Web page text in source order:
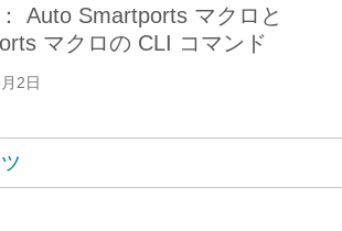
2日
Auto Smartports マクロと
マクロの CLI コマンド